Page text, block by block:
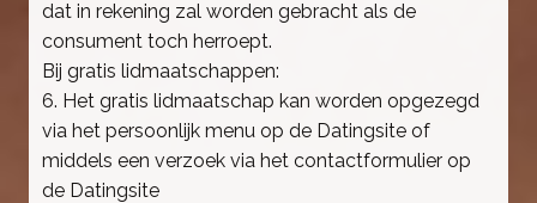
dat in rekening zal worden gebracht als de
consument toch herroept.
Bij gratis lidmaatschappen:
6. Het gratis lidmaatschap kan worden opgezegd
via het persoonlijk menu op de Datingsite of
middels een verzoek via het contactformulier op
de Datingsite